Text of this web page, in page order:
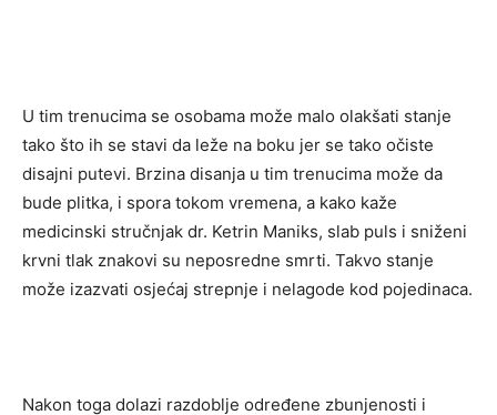
U tim trenucima se osobama može malo olakšati stanje
tako što ih se stavi da leže na boku jer se tako očiste
disajni putevi. Brzina disanja u tim trenucima može da
bude plitka, i spora tokom vremena, a kako kaže
medicinski stručnjak dr. Ketrin Maniks, slab puls i sniženi
krvni tlak znakovi su neposredne smrti. Takvo stanje
može izazvati osjećaj strepnje i nelagode kod pojedinaca.
Nakon toga dolazi razdoblje određene zbunjenosti i